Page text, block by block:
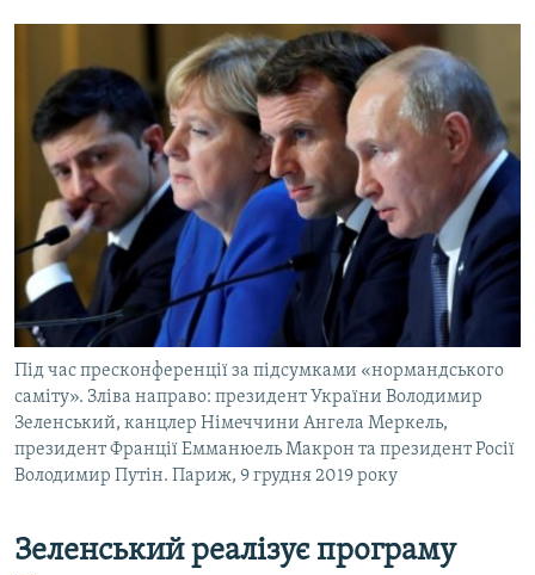
Під час пресконференції за підсумками «нормандського
саміту». Зліва направо: президент України Володимир
Зеленський, канцлер Німеччини Ангела Меркель,
президент Франції Емманюель Макрон та президент Росії
Володимир Путін. Париж, 9 грудня 2019 року
Зеленський реалізує програму